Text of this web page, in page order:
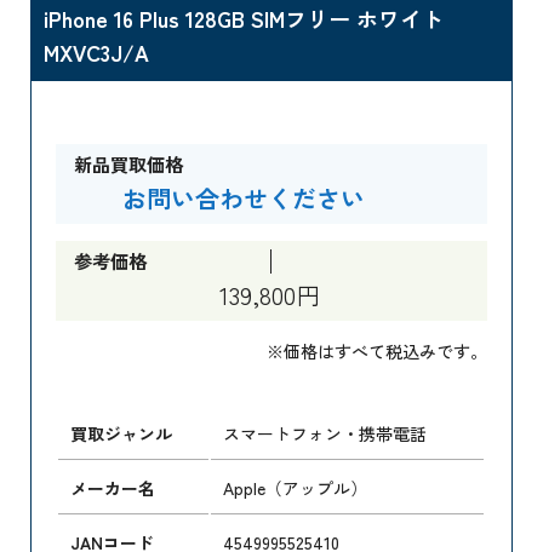
iPhone 16 Plus 128GB SIMフリー ホワイト
MXVC3J/A
新品買取価格
お問い合わせください
参考価格
139,800円
※価格はすべて税込みです。
買取ジャンル スマートフォン・携帯電話
メーカー名 Apple（アップル）
JANコード 4549995525410